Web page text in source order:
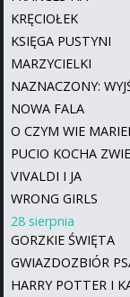
KRĘCIOŁEK
KSIĘGA PUSTYNI
MARZYCIELKI
NAZNACZONY:
NOWA FALA
O CZYM WIE
PUCIO KOCHA
VIVALDI I JA
WRONG GIRLS
28 sierpnia
GORZKIE ŚWIĘTA
GWIAZDOZBIÓR
HARRY POTTER I